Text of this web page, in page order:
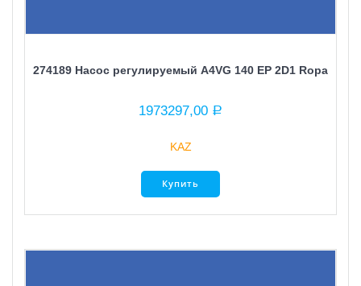
274189 Насос регулируемый A4VG 140 EP 2D1 Ropa
1973297,00 Р
KAZ
Купить